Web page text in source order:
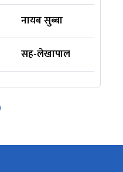
नायब सुब्बा
सह-लेखापाल